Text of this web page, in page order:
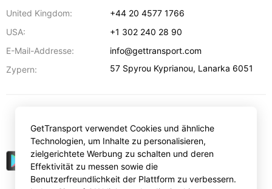
United Kingdom:
+44 20 4577 1766
USA:
+1 302 240 28 90
E-Mail-Addresse:
info@gettransport.com
Zypern:
57 Spyrou Kyprianou, Lanarka 6051
EURGetTransport verwendet Cookies und ähnliche
Technologien, um Inhalte zu personalisieren,
zielgerichtete Werbung zu schalten und deren
Effektivität zu messen sowie die
Benutzerfreundlichkeit der Plattform zu verbessern.